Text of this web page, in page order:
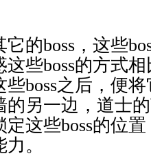
boss，这些
些boss的方式
boss之后，便
的另一边，道士
这些boss的位
。